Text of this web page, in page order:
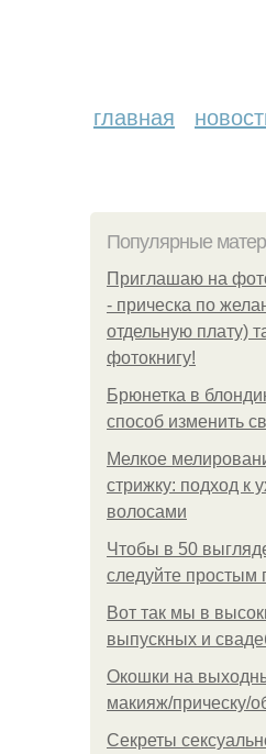
главная
Популярные
Приглашаю на
- прическа по
отдельную плату)
фотокнигу!
Брюнетка в
способ изменить
Мелкое
стрижку: подход к
волосами
Чтобы в 50
следуйте простым
Вот так мы в
выпускных и
Окошки на
макияж/прическу/
Секреты